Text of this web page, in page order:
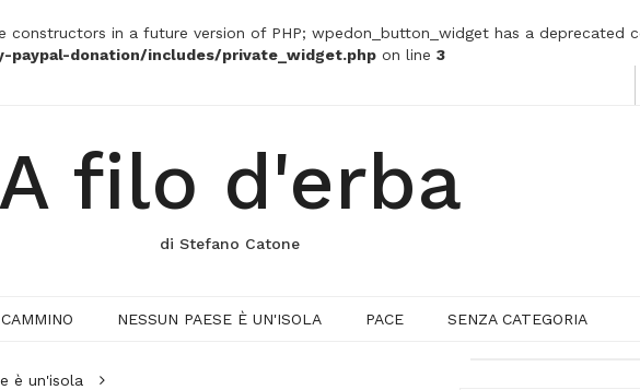
in a future version of PHP; wpedon_button_widget has a deprecated
donation/includes/private_widget.php on line 3
A filo d'erba
di Stefano Catone
NESSUN PAESE È UN'ISOLA PACE SENZA CATEGORIA
è un'isola